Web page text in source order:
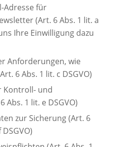
Adresse für
(Art. 6 Abs. 1 lit. a
Ihre Einwilligung dazu
Anforderungen, wie
6 Abs. 1 lit. c DSGVO)
Kontroll- und
Abs. 1 lit. e DSGVO)
zur Sicherung (Art. 6